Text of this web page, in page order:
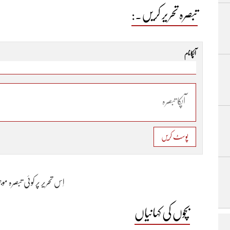
تبصرہ تحریر کریں۔:
آپکا نام
پوسٹ کریں
اِس تحریر پر کوئی تبصرہ
بچوں کی کہانیاں